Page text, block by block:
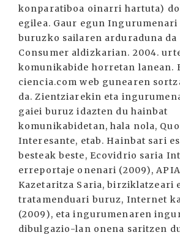
konparatiboa oinarri hartuta)
egilea. Gaur egun
buruzko sailaren arduraduna
Consumer aldizkarian. 2004.
komunikabide horretan lanean.
ciencia.com web gunearen
da. Zientziarekin eta
gaiei buruz idazten du hainbat
komunikabidetan, hala nola,
Interesante, etab. Hainbat sari
besteak beste, Ecovidrio saria
erreportaje onenari (2009),
Kazetaritza Saria, birziklatzeari
tratamenduari buruz, Internet
(2009), eta ingurumenaren
dibulgazio-lan onena saritzen